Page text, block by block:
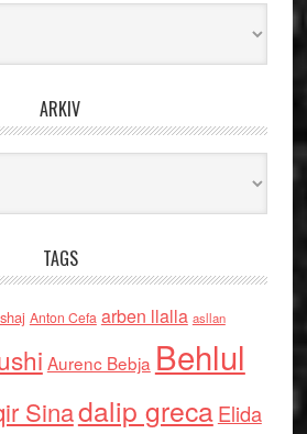
ARKIV
TAGS
Anton Cefa arben llalla asllan
Aurenc Bebja Behlul
Sinadalip grecaElida